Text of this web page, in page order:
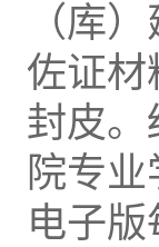
（库
佐证材
封皮。
院专
电子